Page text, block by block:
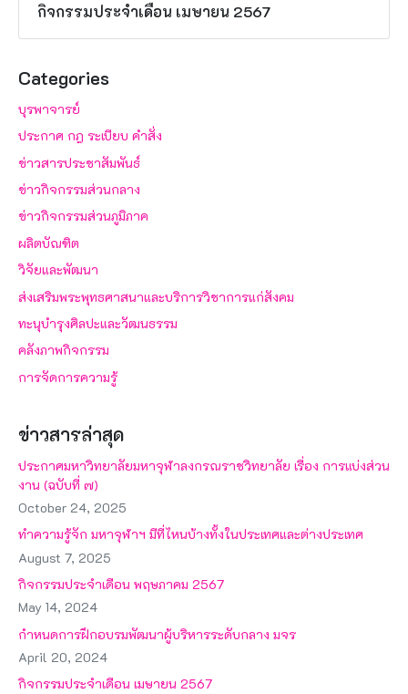
กิจกรรมประจำเดือน เมษายน 2567
Categories
บุรพาจารย์
ประกาศ กฎ ระเบียบ คำสั่ง
ข่าวสารประชาสัมพันธ์
ข่าวกิจกรรมส่วนกลาง
ข่าวกิจกรรมส่วนภูมิภาค
ผลิตบัณฑิต
วิจัยและพัฒนา
ส่งเสริมพระพุทธศาสนาและบริการวิชาการแก่สังคม
ทะนุบำรุงศิลปะและวัฒนธรรม
คลังภาพกิจกรรม
การจัดการความรู้
ข่าวสารล่าสุด
ประกาศมหาวิทยาลัยมหาจุฬาลงกรณราชวิทยาลัย เรื่อง การแบ่งส่วน
งาน (ฉบับที่ ๗)
October 24, 2025
ทำความรู้จัก มหาจุฬาฯ มีที่ไหนบ้างทั้งในประเทศและต่างประเทศ
August 7, 2025
กิจกรรมประจำเดือน พฤษภาคม 2567
May 14, 2024
กำหนดการฝึกอบรมพัฒนาผู้บริหารระดับกลาง มจร
April 20, 2024
กิจกรรมประจำเดือน เมษายน 2567